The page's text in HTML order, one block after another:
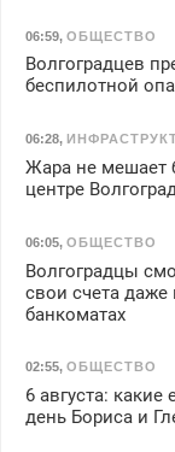
06:59, ОБЩЕСТВО
Волгоградцев
беспилотной
06:28,
Жара не мешает
центре
06:05, ОБЩЕСТВО
Волгоградцы
свои счета даже
банкоматах
02:55, ОБЩЕСТВО
6 августа: какие
день Бориса и